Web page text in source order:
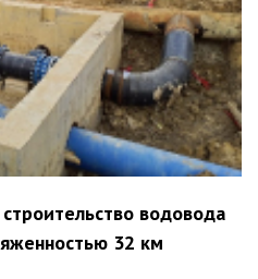
водовода
32 км